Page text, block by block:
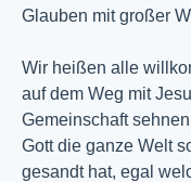
Glauben mit großer
Wir heißen alle
auf dem Weg mit
Gemeinschaft
Gott die ganze Welt
gesandt hat, egal